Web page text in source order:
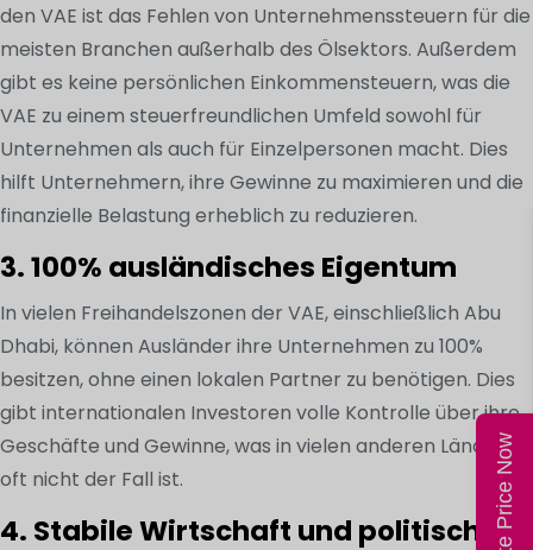
den VAE ist das Fehlen von Unternehmenssteuern für die
meisten Branchen außerhalb des Ölsektors. Außerdem
gibt es keine persönlichen Einkommensteuern, was die
VAE zu einem steuerfreundlichen Umfeld sowohl für
Unternehmen als auch für Einzelpersonen macht. Dies
hilft Unternehmern, ihre Gewinne zu maximieren und die
finanzielle Belastung erheblich zu reduzieren.
3. 100% ausländisches Eigentum
In vielen Freihandelszonen der VAE, einschließlich Abu
Dhabi, können Ausländer ihre Unternehmen zu 100%
besitzen, ohne einen lokalen Partner zu benötigen. Dies
gibt internationalen Investoren volle Kontrolle über ihre
Geschäfte und Gewinne, was in vielen anderen Ländern
oft nicht der Fall ist.
4. Stabile Wirtschaft und politische